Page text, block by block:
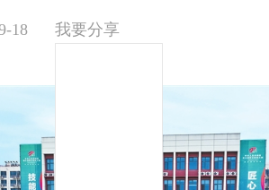
18 我要分享